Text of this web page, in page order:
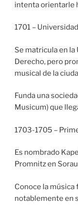
intenta orientarle
1701 –
Se matricula en
Derecho, pero
musical de la
Funda una
Musicum) que
1703-1705 –
Es nombrado
Promnitz en
Conoce la música
notablemente en